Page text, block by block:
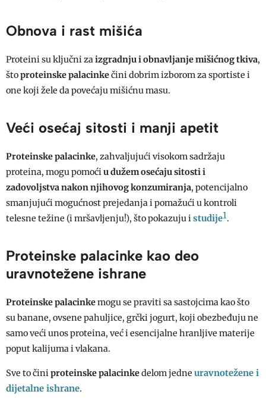
Obnova i rast mišića
Proteini su ključni zaizgradnju i obnavljanje mišićnog tkiva,
štoproteinske palacinkečini dobrim izborom za sportiste i
one koji žele da povećaju mišićnu masu.
Veći osećaj sitosti i manji apetit
Proteinske palacinke, zahvaljujući visokom sadržaju
proteina, mogu pomoćiu dužem osećaju sitosti i
zadovoljstva nakon njihovog konzumiranja, potencijalno
smanjujući mogućnost prejedanja i pomažući u kontroli
telesne težine (i mršavljenju!), što pokazuju istudije1.
Proteinske palacinke kao deo
uravnotežene ishrane
Proteinske palacinkemogu se praviti sa sastojcima kao što
su banane, ovsene pahuljice, grčki jogurt, koji obezbeđuju ne
samo veći unos proteina, već i esencijalne hranljive materije
poput kalijuma i vlakana.
Sve to činiproteinske palacinkedelom jedne uravnotežene i
dijetalne ishrane.